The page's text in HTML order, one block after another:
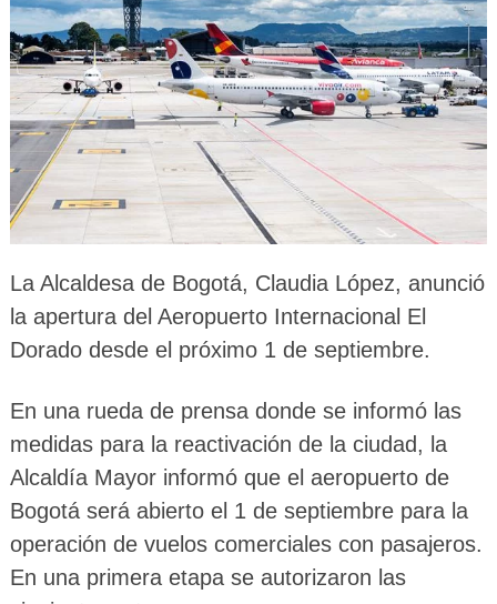
La Alcaldesa de Bogotá, Claudia López, anunció
la apertura del Aeropuerto Internacional El
Dorado desde el próximo 1 de septiembre.
En una rueda de prensa donde se informó las
medidas para la reactivación de la ciudad, la
Alcaldía Mayor informó que el aeropuerto de
Bogotá será abierto el 1 de septiembre para la
operación de vuelos comerciales con pasajeros.
En una primera etapa se autorizaron las